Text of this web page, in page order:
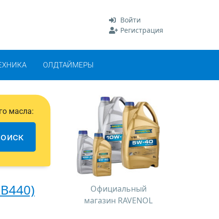
Войти
Регистрация
ОЛДТАЙМЕРЫ
масла:
Официальный
магазин RAVENOL